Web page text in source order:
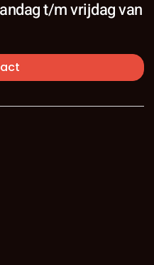
t/m vrijdag van